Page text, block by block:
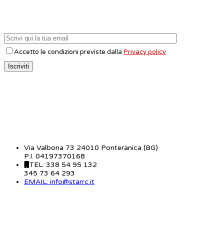
Accetto le condizioni previste dalla Privacy policy
Via Valbona 73 24010 Ponteranica (BG)
P.I. 04197370168
TEL: 338 54 95 132
345 73 64 293
EMAIL: info@starrc.it